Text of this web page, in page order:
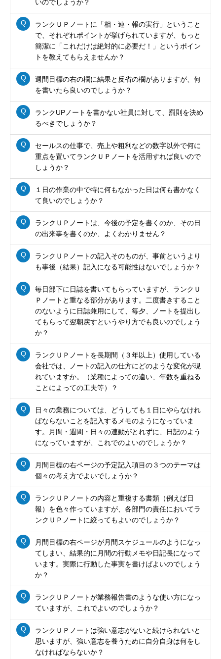
いのでしょうか？
ランクＵＰノートに「相・連・報の実行」ということ
で、それぞれポイントが挙げられていますが、もっと
簡潔に「これだけは絶対的に必要だ！」というポイン
トを教えてもらえませんか？
週間目標の右の欄に結果と反省の欄がありますが、何
を書いたら良いのでしょうか？
ランクUPノートを書かない社員に対して、罰則を決め
るべきでしょうか？
セールスの仕事で、売上や粗利などの数字以外で何に
重点を置いてランクＵＰノートを活用すれば良いので
しょうか？
１日の作業の中で特に何もなかった日は何も書かなく
て良いのでしょうか？
ランクＵＰノートは、今後の予定を書くのか、その日
の出来事を書くのか、よくわかりません？
ランクＵＰノートの記入そのものが、事前というより
も事後（結果）記入になる可能性はないでしょうか？
毎日部下に日誌を書いてもらっていますが、ランクＵ
Ｐノートと重なる部分があります。二度書きすること
のないように日誌兼用にして、毎夕、ノートを提出し
てもらって翌朝戻すというやり方でも良いのでしょう
か？
ランクＵＰノートを長期間（３年以上）使用している
会社では、ノートの記入の仕方にどのような変化が現
れていますか。（業種によっての違い、年数を重ねる
ことによっての工夫等）？
日々の業務については、どうしても１日にやらなけれ
ばならないことを記入するメモのようになっていま
す。月間・週間・日々の連動がとれずに、日記のよう
になっていますが、これでのよいのでしょうか？
月間目標の右ページの予定記入項目の３つのテーマは
個々の考え方でよいでしょうか？
ランクＵＰノートの内容と重複する書類（例えば日
報）を色々作っていますが、各部門の責任においてラ
ンクＵＰノートに絞ってもよいのでしょうか？
月間目標の右ページが月間スケジュールのようになっ
てしまい、結果的に月間の行動メモや日記長になって
います。実際に行動した事実を書けばよいのでしょう
か？
ランクＵＰノートが業務報告書のような使い方になっ
ていますが、これでよいのでしょうか？
ランクＵＰノートは強い意志がないと続けられないと
思いますが、強い意志を養うために自分自身は何をし
なければならないか？